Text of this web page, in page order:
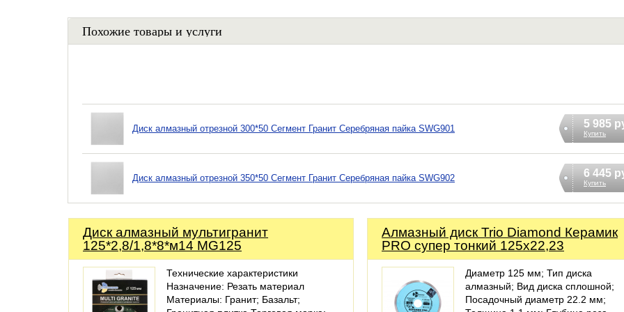
Похожие товары и услуги
Диск алмазный отрезной 300*50 Сегмент Гранит Серебряная пайка SWG901 5 985
Купить
Диск алмазный отрезной 350*50 Сегмент Гранит Серебряная пайка SWG902 6 445
Купить
Диск алмазный мультигранит
125*2,8/1,8*8*м14 MG125
Технические характеристики
Назначение: Резать материал
Материалы: Гранит; Базальт;
Алмазный диск Trio Diamond Керамик
PRO супер тонкий 125х22,23
Диаметр 125 мм; Тип диска
алмазный; Вид диска сплошной;
Посадочный диаметр 22.2 мм;